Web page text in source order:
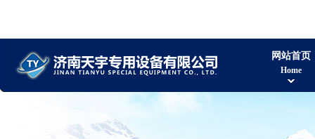
网站首页
Home